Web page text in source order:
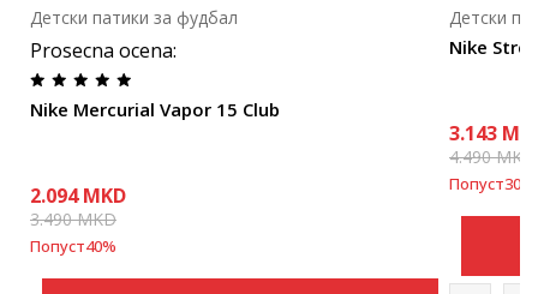
Prosecna ocena:
Nike Mercurial Vapor 15 Club
Детски патики за фудбал
2.094 MKD
3.490MKD
Попуст40%
Nike
Детски
3.143
4.490MKD
Попуст30